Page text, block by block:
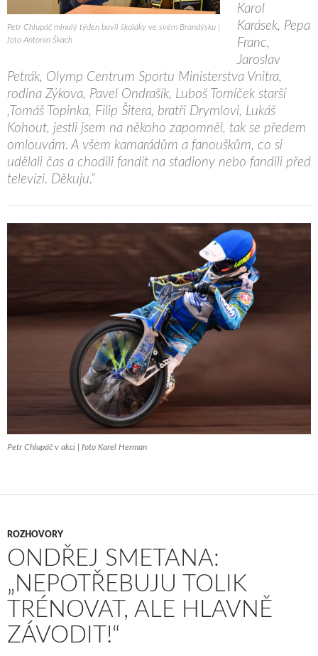
Petr Chlupáč minulý týden bavil školáky ve svém Brandýsku |
foto Antonín Škach
Karol
Karásek, Pepa
Franc,
Jaroslav
Petrák, Olymp Centrum Sportu Ministerstva Vnitra,
rodina Zýkova, Pavel Ondrašík, Luboš Tomíček starší
,Tomáš Topinka, Filip Šitera, bratři Drymlovi, Lukáš
Kohout, jestli jsem na někoho zapomněl, tak se předem
omlouvám. A všem kamarádům a fanouškům, co si
udělali čas a chodili fandit na stadiony nebo fandili před
televizí. Děkuju.“
Petr Chlupáč v akci | foto Karel Herman
ROZHOVORY
ONDŘEJ SMETANA:
„NEPOTŘEBUJU TOLIK
TRÉNOVAT, ALE HLAVNĚ
ZÁVODIT!“